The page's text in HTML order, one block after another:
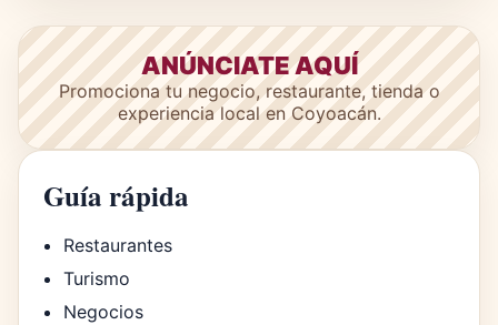
ANÚNCIATE AQUÍ
Promociona tu negocio, restaurante, tienda o
experiencia local en Coyoacán.
Guía rápida
Restaurantes
Turismo
Negocios